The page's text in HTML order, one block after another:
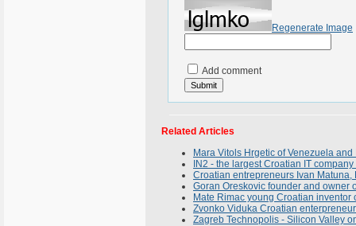
Regenerate Image
Add comment
Related Articles
Mara Vitols Hrgetic of Venezuela
IN2 - the largest Croatian IT
Croatian entrepreneurs Ivan
Goran Oreskovic founder and owner
Mate Rimac young Croatian
Zvonko Viduka Croatian
Zagreb Technopolis - Silicon Valley